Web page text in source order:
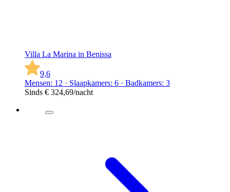
Villa La Marina in Benissa
9,6
Mensen: 12 · Slaapkamers: 6 · Badkamers: 3
Sinds € 324,69/nacht